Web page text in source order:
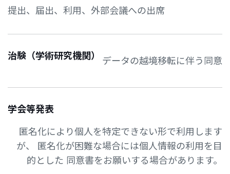
提出、届出、利用、外部会議への出席
治験（学術研究機関） データの越境移転に伴う同意
学会等発表
匿名化により個人を特定できない形で利用します
が、
匿名化が困難な場合には個人情報の利用を目
的とした 同意書をお願いする場合があります。